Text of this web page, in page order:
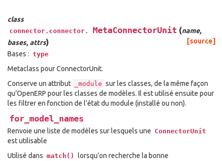
class
connector.connector. MetaConnectorUnit (name,
bases, attrs)
[source]
Bases : type
Metaclass pour ConnectorUnit.
Conserve un attribut
_module sur les classes, de la même façon
qu’OpenERP pour les classes de modèles. Il est utilisé ensuite pour
les filtrer en fonction de l’état du module (installé ou non).
for_model_names
Renvoie une liste de modèles sur lesquels une ConnectorUnit
est utilisable
Utilisé dans match() lorsqu’on recherche la bonne